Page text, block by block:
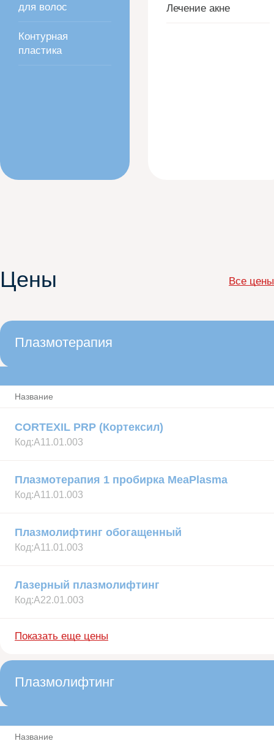
для волос
Контурная
пластика
Лечение акне
Цены Все цены
Плазмотерапия
Название
CORTEXIL PRP (Кортексил)
Код:А11.01.003
Плазмотерапия 1 пробирка MeaPlasma
Код:А11.01.003
Плазмолифтинг обогащенный
Код:А11.01.003
Лазерный плазмолифтинг
Код:А22.01.003
Показать еще цены
Плазмолифтинг
Название